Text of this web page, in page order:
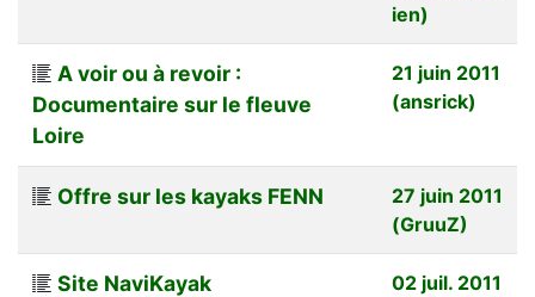
ien)
A voir ou à revoir :
Documentaire sur le fleuve
Loire
21 juin 2011
(ansrick)
Offre sur les kayaks FENN
27 juin 2011
(GruuZ)
Site NaviKayak
02 juil. 2011